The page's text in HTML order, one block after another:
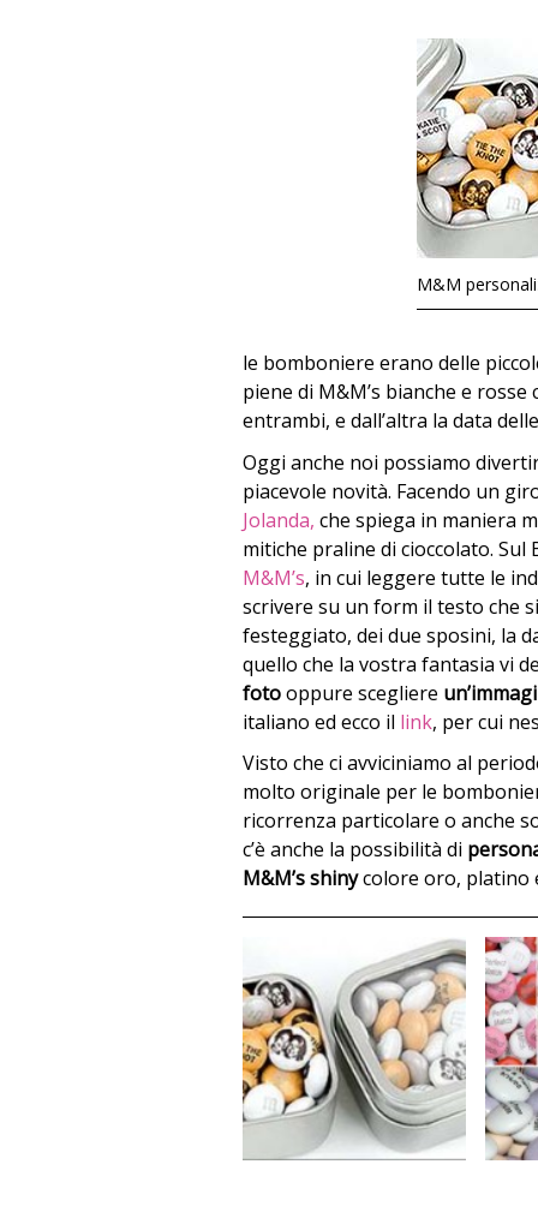
M&M
le bomboniere erano delle
piene di M&M’s bianche e
entrambi, e dall’altra la data
Oggi anche noi possiamo
piacevole novità. Facendo un
Jolanda, che spiega in maniera
mitiche praline di cioccolato.
M&M’s, in cui leggere tutte le
scrivere su un form il testo che
festeggiato, dei due sposini, la
quello che la vostra fantasia vi
fotooppure scegliere
italiano ed ecco il link, per cui
Visto che ci avviciniamo al
molto originale per le
ricorrenza particolare o anche
c’è anche la possibilità di
M&M’s shinycolore oro, platino